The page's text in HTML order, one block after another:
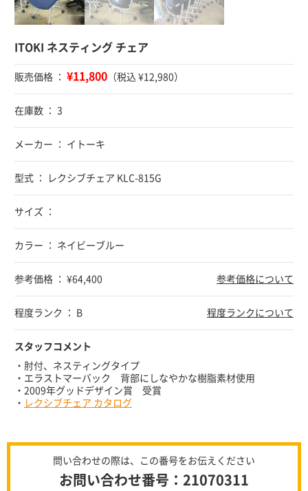
ITOKI ネスティング チェア
販売価格 ： ¥11,800 （税込 ¥12,980）
在庫数 ： 3
メーカー ： イトーキ
型式 ： レクシブチェア KLC-815G
サイズ ：
カラー ： ネイビーブルー
参考価格 ： ¥64,400 参考価格について
程度ランク ： B 程度ランクについて
スタッフコメント
・肘付、ネスティングタイプ
・エラストマーバック 背部にしなやかな樹脂素材使用
・2009年グッドデザイン賞 受賞
・
レクシブチェア カタログ
問い合わせの際は、この番号をお伝えください
お問い合わせ番号：21070311